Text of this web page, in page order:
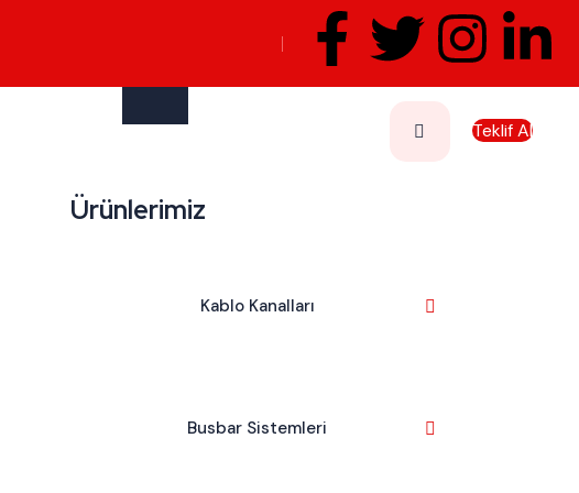
Teklif Al
Ürünlerimiz
Kablo Kanalları
Busbar Sistemleri